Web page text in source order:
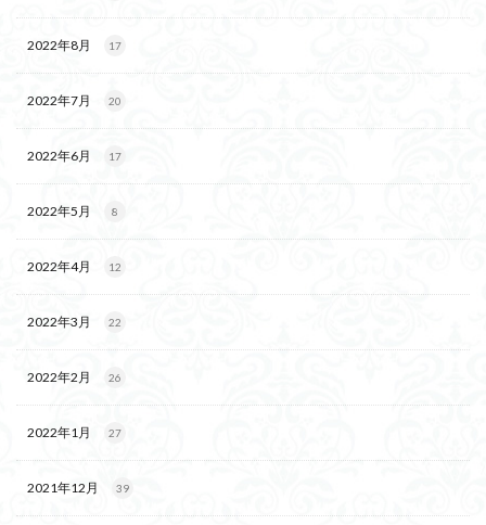
2022年8月 17
2022年7月 20
2022年6月 17
2022年5月 8
2022年4月 12
2022年3月 22
2022年2月 26
2022年1月 27
2021年12月 39